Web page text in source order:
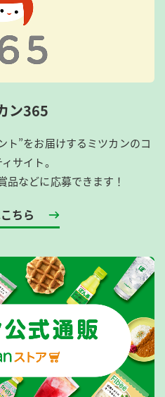
ン365
ト”をお届けするミツカンのコ
サイト。
品などに応募できます！
ちら